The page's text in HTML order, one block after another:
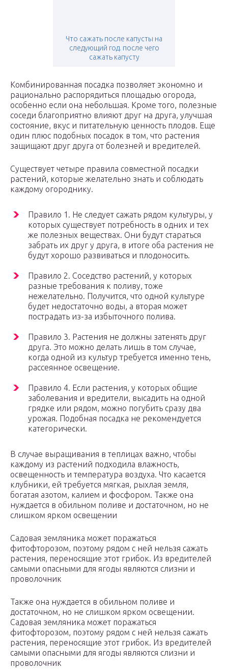
Что сажать после капусты на
следующий год. после чего
сажать капусту
Комбинированная посадка позволяет экономно и
рационально распорядиться площадью огорода,
особенно если она небольшая. Кроме того, полезные
соседи благоприятно влияют друг на друга, улучшая
состояние, вкус и питательную ценность плодов. Еще
один плюс подобных посадок в том, что растения
защищают друг друга от болезней и вредителей.
Существует четыре правила совместной посадки
растений, которые желательно знать и соблюдать
каждому огороднику.
Правило 1. Не следует сажать рядом культуры, у
которых существует потребность в одних и тех
же полезных веществах. Они будут стараться
забрать их друг у друга, в итоге оба растения не
будут хорошо развиваться и плодоносить.
Правило 2. Соседство растений, у которых
разные требования к поливу, тоже
нежелательно. Получится, что одной культуре
будет недостаточно воды, а вторая может
пострадать из-за избыточного полива.
Правило 3. Растения не должны затенять друг
друга. Это можно делать лишь в том случае,
когда одной из культур требуется именно тень,
рассеянное освещение.
Правило 4. Если растения, у которых общие
заболевания и вредители, высадить на одной
грядке или рядом, можно погубить сразу два
урожая. Подобная посадка не рекомендуется
категорически.
В случае выращивания в теплицах важно, чтобы
каждому из растений подходила влажность,
освещенность и температура воздуха. Что касается
клубники, ей требуется мягкая, рыхлая земля,
богатая азотом, калием и фосфором. Также она
нуждается в обильном поливе и достаточном, но не
слишком ярком освещении
Садовая земляника может поражаться
фитофторозом, поэтому рядом с ней нельзя сажать
растения, переносящие этот грибок. Из вредителей
самыми опасными для ягоды являются слизни и
проволочник
Также она нуждается в обильном поливе и
достаточном, но не слишком ярком освещении.
Садовая земляника может поражаться
фитофторозом, поэтому рядом с ней нельзя сажать
растения, переносящие этот грибок. Из вредителей
самыми опасными для ягоды являются слизни и
проволочник